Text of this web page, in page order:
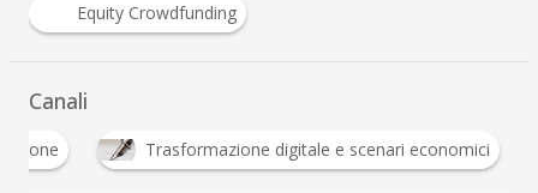
Equity Crowdfunding
Canali
Innovazione Trasformazione digitale e scenari